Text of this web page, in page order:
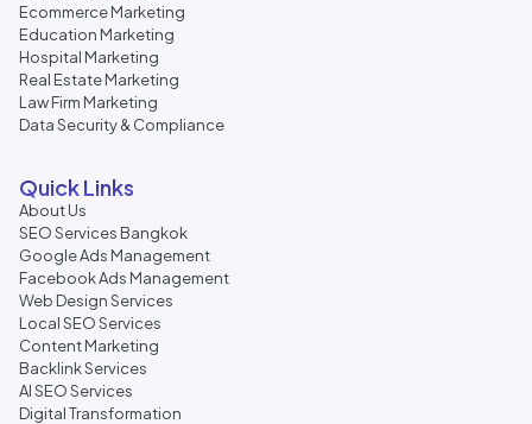
Ecommerce Marketing
Education Marketing
Hospital Marketing
Real Estate Marketing
Law Firm Marketing
Data Security & Compliance
Quick Links
About Us
SEO Services Bangkok
Google Ads Management
Facebook Ads Management
Web Design Services
Local SEO Services
Content Marketing
Backlink Services
AI SEO Services
Digital Transformation